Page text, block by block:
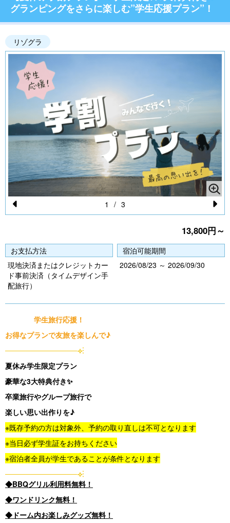
グランピングをさらに楽しむ”学生応援プラン”！
リゾグラ
Pr
vi
o
u
s
N
e
xt
1 / 3
13,800円～
お支払方法
現地決済またはクレジットカー
ド事前決済（タイムデザイン手
配旅行）
宿泊可能期間
2026/08/23 ～ 2026/09/30
学生旅行応援！
お得なプランで友旅を楽しんで♪
──────────────⟢⋮
夏休み学生限定プラン
豪華な3大特典付き✨
卒業旅行やグループ旅行で
楽しい思い出作りを♪
※既存予約の方は対象外、予約の取り直しは不可となります
※当日必ず学生証をお持ちください
※宿泊者全員が学生であることが条件となります
──────────────⟢⋮
◆BBQグリル利用料無料！
◆ワンドリンク無料！
◆ドーム内お楽しみグッズ無料！